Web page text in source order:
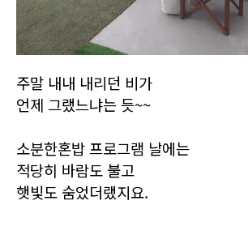
주말 내내 내리던 비가
언제 그랬느냐는 듯~~
소분한혼밥 프로그램 날에는
적당히 바람도 불고
햇빛도 숨었더랬지요.